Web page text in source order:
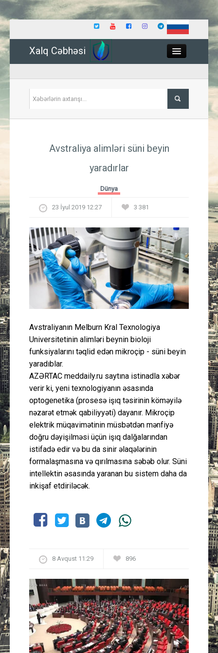
Xalq Cəbhəsi
İqtisadiyyat
Güney Azərbaycan
Mədəniyyət
Müsahibə
İdman
Layihə
Gündəm
Cəmiyyət
Peşə etikası
Əlaqə
Avstraliya alimləri süni beyin
yaradırlar
Dünya
23 İyul 2019 12:27 3 381
Avstraliyanın Melburn Kral Texnologiya
Universitetinin alimləri beynin bioloji
funksiyalarını təqlid edən mikroçip - süni beyin
yaradıblar.
AZƏRTAC meddaily.ru saytına istinadla xəbər
verir ki, yeni texnologiyanın əsasında
optogenetika (prosesə işıq təsirinin köməyilə
nəzarət etmək qabiliyyəti) dayanır. Mikroçip
elektrik müqavimətinin müsbətdən mənfiyə
doğru dəyişilməsi üçün işıq dalğalarından
istifadə edir və bu da sinir əlaqələrinin
formalaşmasına və qırılmasına səbəb olur. Süni
intellektin əsasında yaranan bu sistem daha da
inkişaf etdiriləcək.
8 Avqust 11:29 896